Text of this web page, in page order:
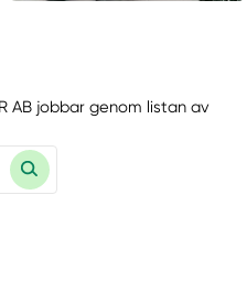
AB jobbar genom listan av